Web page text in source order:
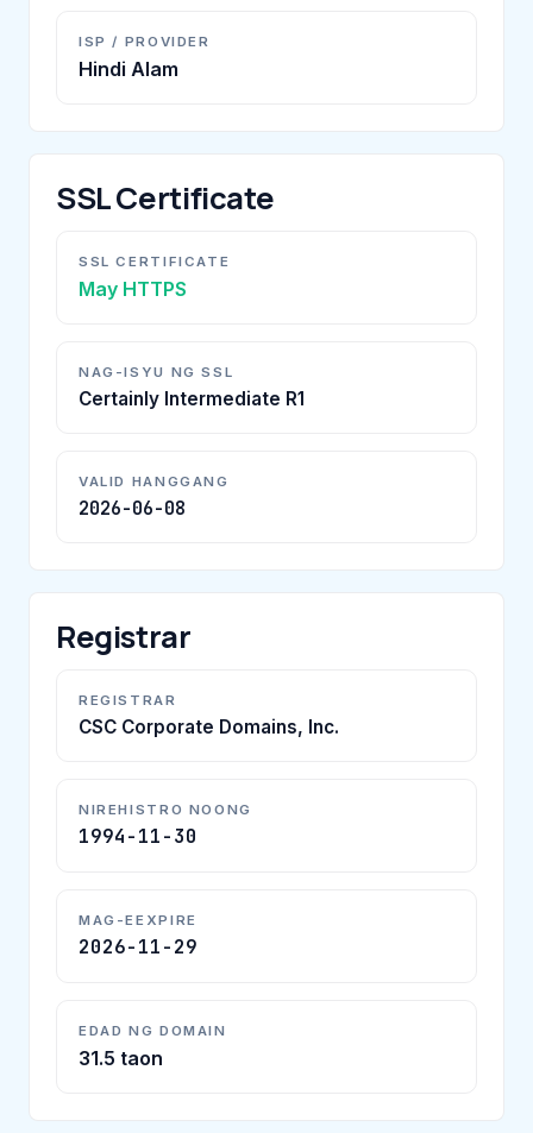
ISP / PROVIDER
Hindi Alam
SSL Certificate
SSL CERTIFICATE
May HTTPS
NAG-ISYU NG SSL
Certainly Intermediate R1
VALID HANGGANG
2026-06-08
Registrar
REGISTRAR
CSC Corporate Domains, Inc.
NIREHISTRO NOONG
1994-11-30
MAG-EEXPIRE
2026-11-29
EDAD NG DOMAIN
31.5 taon